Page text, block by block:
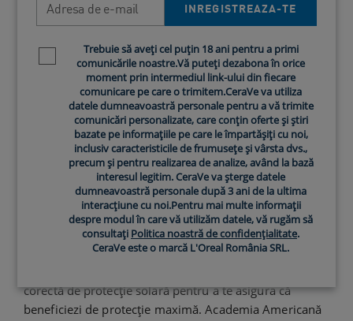
perturbată, consultă un
medic dermatologpentru o
Dermatologul te poate ajuta să adopți orutină zilnică
a pielii care să susțină bariera protectoare a
pielii tale și să te ajute să gestionezi sensibilitatea pielii
sau alte probleme ale acesteia.
Cum te ajută SPF-ul la
protejarea barierei pielii?
SPF-ul din produsele de protecție solară poate ajuta la
susținerea barierei cutanate prin absorbția sau
reflectarea razelor UV, ceea ce ajută la minimizarea
daunelor pielii atunci când te expui la razele soarelui.
corectă de protecție solară pentru a te asigura că
beneficiezi de protecție maximă. Academia Americană
INREGISTREAZA-TE
Newsletter policy
Trebuie să aveți cel puțin 18 ani pentru a primi
comunicările noastre.Vă puteți dezabona în orice
moment prin intermediul link-ului din fiecare
comunicare pe care o trimitem.CeraVe va utiliza
datele dumneavoastră personale pentru a vă trimite
comunicări personalizate, care conțin oferte și știri
bazate pe informațiile pe care le împartășiți cu noi,
inclusiv caracteristicile de frumusețe și vârsta dvs.,
precum și pentru realizarea de analize, având la bază
interesul legitim. CeraVe va șterge datele
dumneavoastră personale după 3 ani de la ultima
interacțiune cu noi.Pentru mai multe informații
despre modul în care vă utilizăm datele, vă rugăm să
consultați Politica noastră de confidențialitate.
CeraVe este o marcă L'Oreal România SRL.